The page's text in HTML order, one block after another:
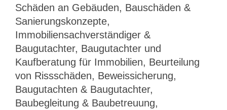
Schäden an Gebäuden, Bauschäden &
Sanierungskonzepte,
Immobiliensachverständiger &
Baugutachter, Baugutachter und
Kaufberatung für Immobilien, Beurteilung
von Rissschäden, Beweissicherung,
Baugutachten & Baugutachter,
Baubegleitung & Baubetreuung,